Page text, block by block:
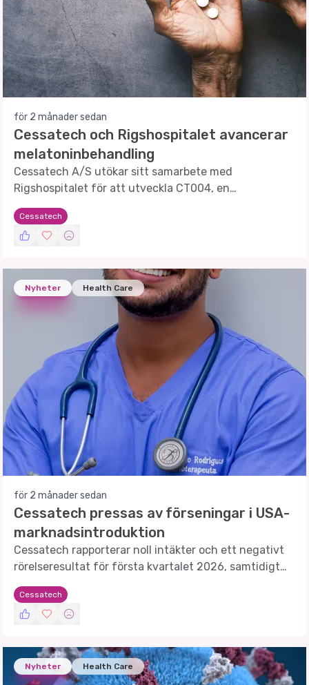
för 2 månader sedan
Cessatech och Rigshospitalet avancerar
melatoninbehandling
Cessatech A/S utökar sitt samarbete med
Rigshospitalet för att utveckla CT004, en
melatoninbaserad terapi för barn.
Cessatech
Nyheter Health Care
för 2 månader sedan
Cessatech pressas av förseningar i USA-
marknadsintroduktion
Cessatech rapporterar noll intäkter och ett negativt
rörelseresultat för första kvartalet 2026, samtidigt
som förseningar i USA-marknadsintroduktionen av
CT001 påverkar bolaget.
Cessatech
Nyheter Health Care